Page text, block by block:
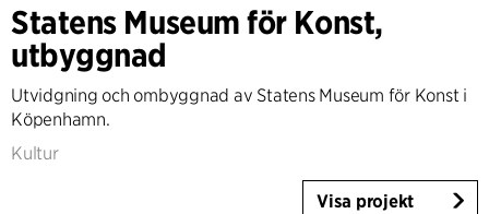
Statens Museum för Konst,
utbyggnad
Utvidgning och ombyggnad av Statens Museum för Konst i
Köpenhamn.
Kultur
Visa projekt